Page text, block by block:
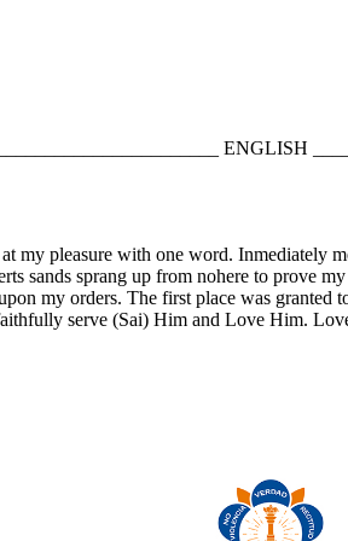
ENGLISH
pleasure with one word. Inmediately
sands sprang up from nohere to prove
my orders. The first place was
serve (Sai) Him and Love Him.